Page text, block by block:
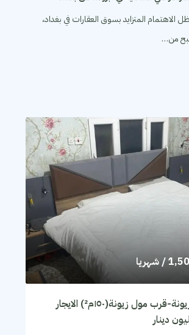
الاهتمام المتزايد بسوق العقارات في بغداد،
من…
/ شهريا
شقة للايجار في زيونة-قرب مول زيونة(١٥٠م²) الايجار